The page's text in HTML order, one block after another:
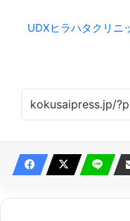
UDXヒラハタクリニ